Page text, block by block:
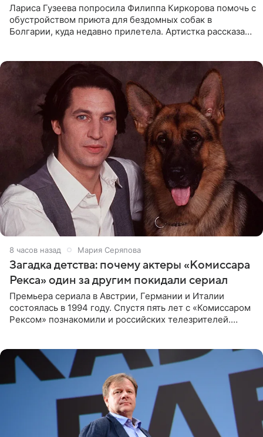
Лариса Гузеева попросила Филиппа Киркорова помочь с
обустройством приюта для бездомных собак в
Болгарии, куда недавно прилетела. Артистка рассказала
8 часов назад Мария Серяпова
Загадка детства: почему актеры «Комиссара
Рекса» один за другим покидали сериал
Премьера сериала в Австрии, Германии и Италии
состоялась в 1994 году. Спустя пять лет с «Комиссаром
Рексом» познакомили и российских телезрителей.